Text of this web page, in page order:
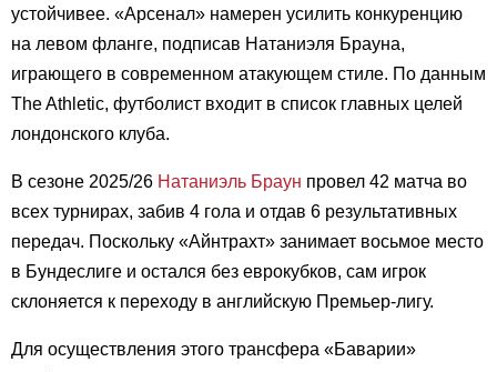
устойчивее. «Арсенал» намерен усилить конкуренцию
на левом фланге, подписав Натаниэля Брауна,
играющего в современном атакующем стиле. По данным
The Athletic, футболист входит в список главных целей
лондонского клуба.
В сезоне 2025/26 Натаниэль Браун провел 42 матча во
всех турнирах, забив 4 гола и отдав 6 результативных
передач. Поскольку «Айнтрахт» занимает восьмое место
в Бундеслиге и остался без еврокубков, сам игрок
склоняется к переходу в английскую Премьер-лигу.
Для осуществления этого трансфера «Баварии»